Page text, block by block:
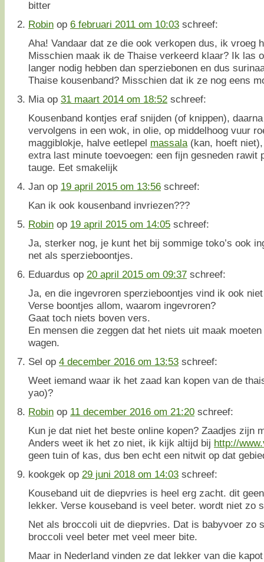
bitter
Robin op 6 februari 2011 om 10:03 schreef:
Aha! Vandaar dat ze die ook verkopen dus, ik vroeg
Misschien maak ik de Thaise verkeerd klaar? Ik las
langer nodig hebben dan sperziebonen en dus
Thaise kousenband? Misschien dat ik ze nog eens
Mia op 31 maart 2014 om 18:52 schreef:
Kousenband kontjes eraf snijden (of knippen),
vervolgens in een wok, in olie, op middelhoog vuur
maggiblokje, halve eetlepel massala (kan, hoeft
extra last minute toevoegen: een fijn gesneden rawit
tauge. Eet smakelijk
Jan op 19 april 2015 om 13:56 schreef:
Kan ik ook kousenband invriezen???
Robin op 19 april 2015 om 14:05 schreef:
Ja, sterker nog, je kunt het bij sommige toko’s ook
net als sperzieboontjes.
Eduardus op 20 april 2015 om 09:37 schreef:
Ja, en die ingevroren sperzieboontjes vind ik ook
Verse boontjes allom, waarom ingevroren?
Gaat toch niets boven vers.
En mensen die zeggen dat het niets uit maak
wagen.
Sel op 4 december 2016 om 13:53 schreef:
Weet iemand waar ik het zaad kan kopen van de
yao)?
Robin op 11 december 2016 om 21:20 schreef:
Kun je dat niet het beste online kopen? Zaadjes zijn
Anders weet ik het zo niet, ik kijk altijd bij http://
geen tuin of kas, dus ben echt een nitwit op dat
kookgek op 29 juni 2018 om 14:03 schreef:
Kouseband uit de diepvries is heel erg zacht. dit
lekker. Verse kouseband is veel beter. wordt niet zo
Net als broccoli uit de diepvries. Dat is babyvoer zo
broccoli veel beter met veel meer bite.
Maar in Nederland vinden ze dat lekker van die